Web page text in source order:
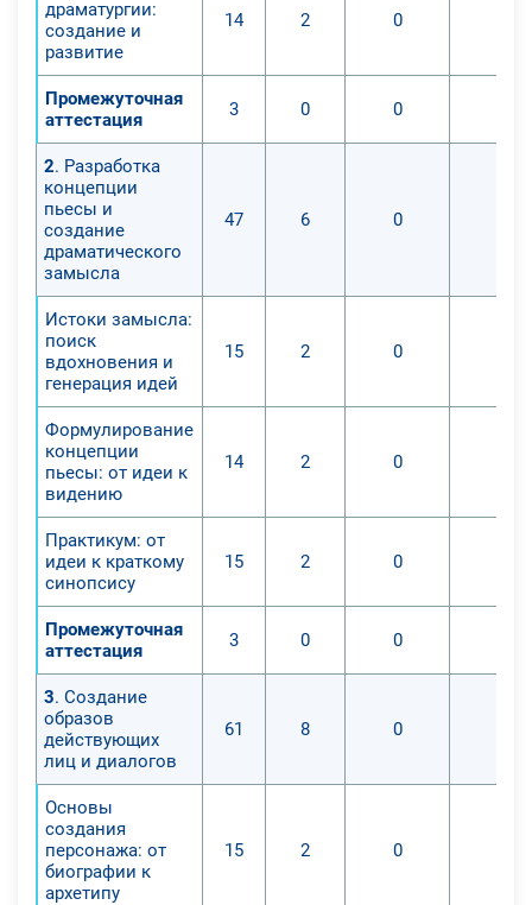
драматургии:
создание и
развитие
14 2 0
Промежуточная
аттестация
3 0 0
2. Разработка
концепции
пьесы и
создание
драматического
замысла
47 6 0
Истоки замысла:
поиск
вдохновения и
генерация идей
15 2 0
Формулирование
концепции
пьесы: от идеи к
видению
14 2 0
Практикум: от
идеи к краткому
синопсису
15 2 0
Промежуточная
аттестация
3 0 0
3. Создание
образов
действующих
лиц и диалогов
61 8 0
Основы
создания
персонажа: от
биографии к
архетипу
15 2 0